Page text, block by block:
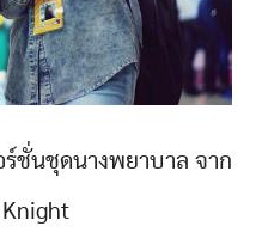
ร์ชั่นชุดนางพยาบาล จาก
Knight